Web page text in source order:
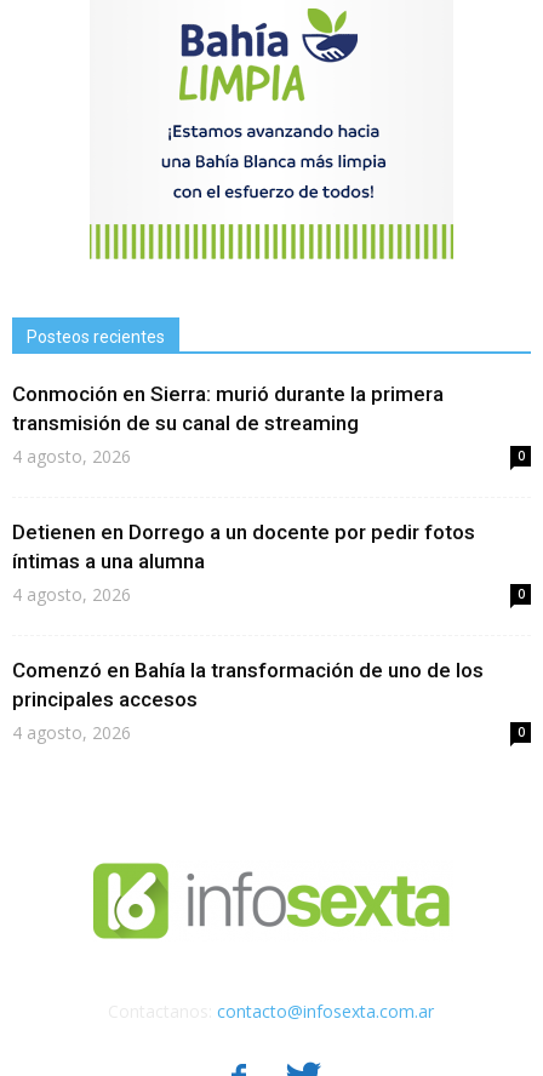
Posteos recientes
Conmoción en Sierra: murió durante la primera
transmisión de su canal de streaming
4 agosto, 2026 0
Detienen en Dorrego a un docente por pedir fotos
íntimas a una alumna
4 agosto, 2026 0
Comenzó en Bahía la transformación de uno de los
principales accesos
4 agosto, 2026 0
contacto@infosexta.com.ar